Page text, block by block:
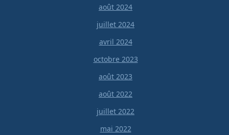
août 2024
juillet 2024
avril 2024
octobre 2023
août 2023
août 2022
juillet 2022
mai 2022